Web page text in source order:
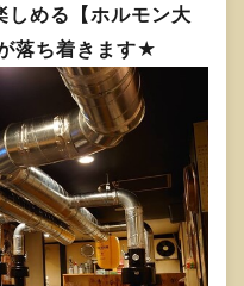
しめる【ホルモン大
落ち着きます★